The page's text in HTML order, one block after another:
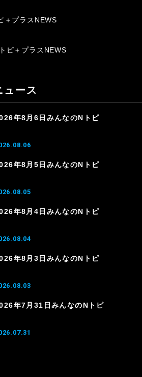
＋プラスNEWS
ピ＋プラスNEWS
ュース
年8月6日みんなのNトピ
年8月5日みんなのNトピ
年8月4日みんなのNトピ
年8月3日みんなのNトピ
年7月31日みんなのNトピ